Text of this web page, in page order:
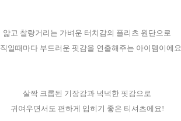
얇고 찰랑거리는 가벼운 터치감의 플리츠 원단으로
일때마다 부드러운 핏감을 연출해주는 아이템이에요
살짝 크롭된 기장감과 넉넉한 핏감으로
귀여우면서도 편하게 입히기 좋은 티셔츠에요!